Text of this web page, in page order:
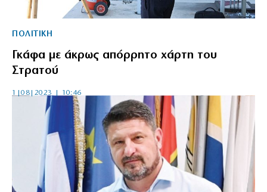
ΠΟΛΙΤΙΚΗ
Γκάφα με άκρως απόρρητο χάρτη του
Στρατού
1|08|2023 | 10:46